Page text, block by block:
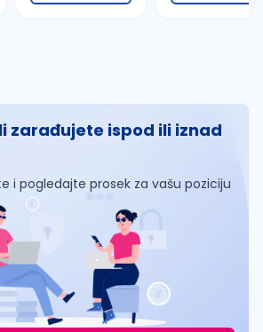
zarađujete ispod ili iznad
i pogledajte prosek za vašu poziciju